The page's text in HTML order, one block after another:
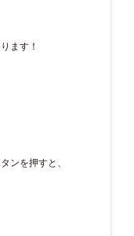
ます！
ンを押すと、